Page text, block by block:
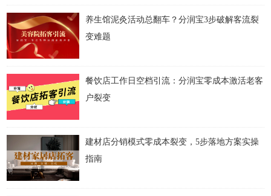
养生馆泥灸活动总翻车？分润宝3步破解客流裂
变难题
餐饮店工作日空档引流：分润宝零成本激活老客
户裂变
建材店分销模式零成本裂变，5步落地方案实操
指南